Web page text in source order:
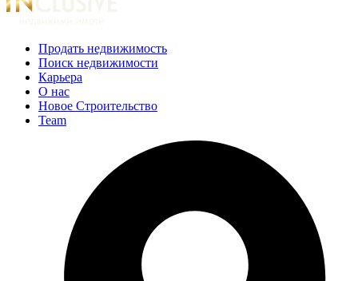
Продать недвижимость
Поиск недвижимости
Карьера
О нас
Новое Строительство
Team